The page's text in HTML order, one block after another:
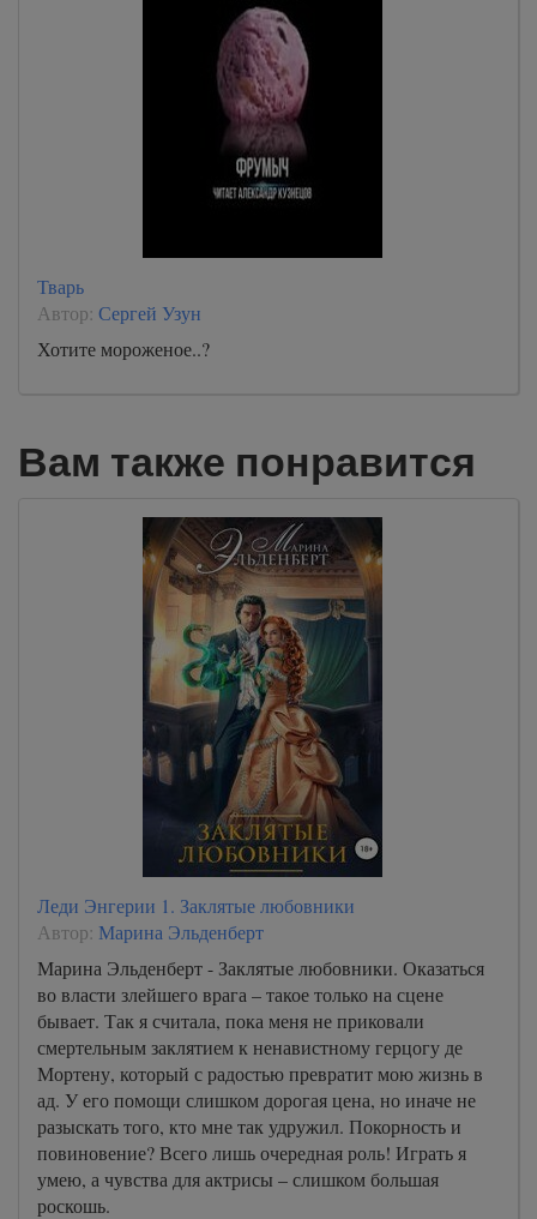
Тварь
Автор: Сергей Узун
Хотите мороженое..?
Вам также понравится
Леди Энгерии 1. Заклятые любовники
Автор: Марина Эльденберт
Марина Эльденберт - Заклятые любовники. Оказаться
во власти злейшего врага – такое только на сцене
бывает. Так я считала, пока меня не приковали
смертельным заклятием к ненавистному герцогу де
Мортену, который с радостью превратит мою жизнь в
ад. У его помощи слишком дорогая цена, но иначе не
разыскать того, кто мне так удружил. Покорность и
повиновение? Всего лишь очередная роль! Играть я
умею, а чувства для актрисы – слишком большая
роскошь.